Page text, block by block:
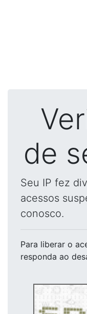
de
Seu IP fez
acessos
conosco.
Para liberar o
responda ao